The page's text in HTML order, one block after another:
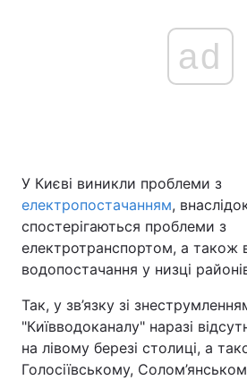
ad
У Києві виникли проблеми з
електропостачанням,
спостерігаються проблеми з
електротранспортом, а також
водопостачання у низці
Так, у зв’язку зі
"Київводоканалу" наразі
на лівому березі столиці, а
Голосіївському,